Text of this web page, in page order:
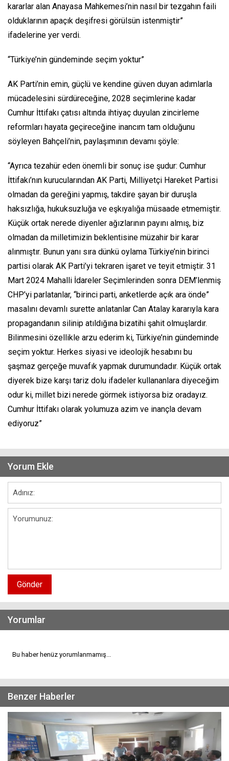
kararlar alan Anayasa Mahkemesi’nin nasıl bir tezgahın faili
olduklarının apaçık deşifresi görülsün istenmiştir”
ifadelerine yer verdi.
“Türkiye’nin gündeminde seçim yoktur”
AK Parti’nin emin, güçlü ve kendine güven duyan adımlarla
mücadelesini sürdüreceğine, 2028 seçimlerine kadar
Cumhur İttifakı çatısı altında ihtiyaç duyulan zincirleme
reformları hayata geçireceğine inancım tam olduğunu
söyleyen Bahçeli’nin, paylaşımının devamı şöyle:
“Ayrıca tezahür eden önemli bir sonuç ise şudur: Cumhur
İttifakı’nın kurucularından AK Parti, Milliyetçi Hareket Partisi
olmadan da gereğini yapmış, takdire şayan bir duruşla
haksızlığa, hukuksuzluğa ve eşkıyalığa müsaade etmemiştir.
Küçük ortak nerede diyenler ağızlarının payını almış, biz
olmadan da milletimizin beklentisine müzahir bir karar
alınmıştır. Bunun yanı sıra dünkü oylama Türkiye’nin birinci
partisi olarak AK Parti’yi tekraren işaret ve teyit etmiştir. 31
Mart 2024 Mahalli İdareler Seçimlerinden sonra DEM’lenmiş
CHP’yi parlatanlar, “birinci parti, anketlerde açık ara önde”
masalını devamlı surette anlatanlar Can Atalay kararıyla kara
propagandanın silinip atıldığına bizatihi şahit olmuşlardır.
Bilinmesini özellikle arzu ederim ki, Türkiye’nin gündeminde
seçim yoktur. Herkes siyasi ve ideolojik hesabını bu
şaşmaz gerçeğe muvafık yapmak durumundadır. Küçük ortak
diyerek bize karşı tariz dolu ifadeler kullananlara diyeceğim
odur ki, millet bizi nerede görmek istiyorsa biz oradayız.
Cumhur İttifakı olarak yolumuza azim ve inançla devam
ediyoruz”
Yorum Ekle
Gönder
Yorumlar
Bu haber henüz yorumlanmamış...
Benzer Haberler